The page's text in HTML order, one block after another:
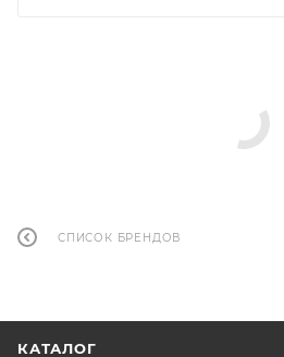
СПИСОК БРЕНДОВ
КАТАЛОГ